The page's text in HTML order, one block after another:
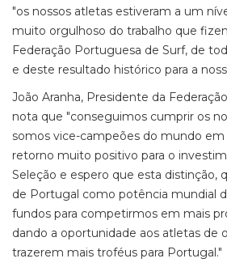
"os nossos atletas estiveram a um
muito orgulhoso do trabalho que
Federação Portuguesa de Surf, de
e deste resultado histórico para a
João Aranha, Presidente da
nota que "conseguimos cumprir os
somos vice-campeões do mundo em
retorno muito positivo para o
Seleção e espero que esta distinção,
de Portugal como potência mundial
fundos para competirmos em mais
dando a oportunidade aos atletas de
trazerem mais troféus para Portugal."